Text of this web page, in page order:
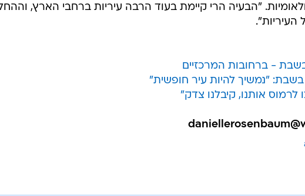
"הבעיה הרי קיימת בעוד הרבה עיריות ברחבי הארץ,
- ברחובות המרכזיים
"נמשיך להיות עיר חופשית"
אותנו, קיבלנו צדק"